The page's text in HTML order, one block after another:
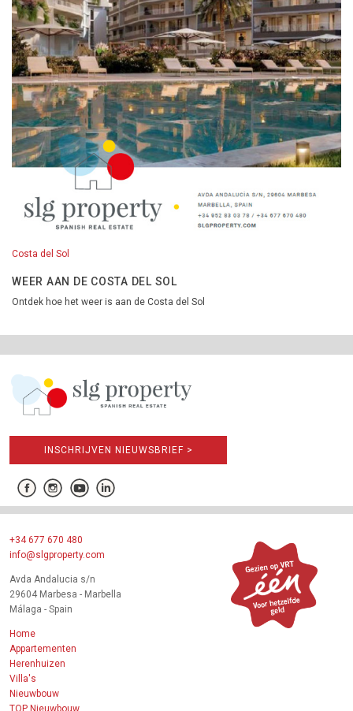
Costa del Sol
WEER AAN DE COSTA DEL SOL
Ontdek hoe het weer is aan de Costa del Sol
INSCHRIJVEN NIEUWSBRIEF >
+34 677 670 480
info@slgproperty.com
Avda Andalucia s/n
29604 Marbesa - Marbella
Málaga - Spain
Home
Appartementen
Herenhuizen
Villa's
Nieuwbouw